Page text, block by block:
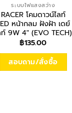
ระบบไฟแสงสว่าง
RACER โคมดาวน์ไลท์
หน้ากลม ฝังฝ้า เดย์
ท์ 9W 4″ (EVO TECH)
฿135.00
สอบถาม/สั่งซื้อ